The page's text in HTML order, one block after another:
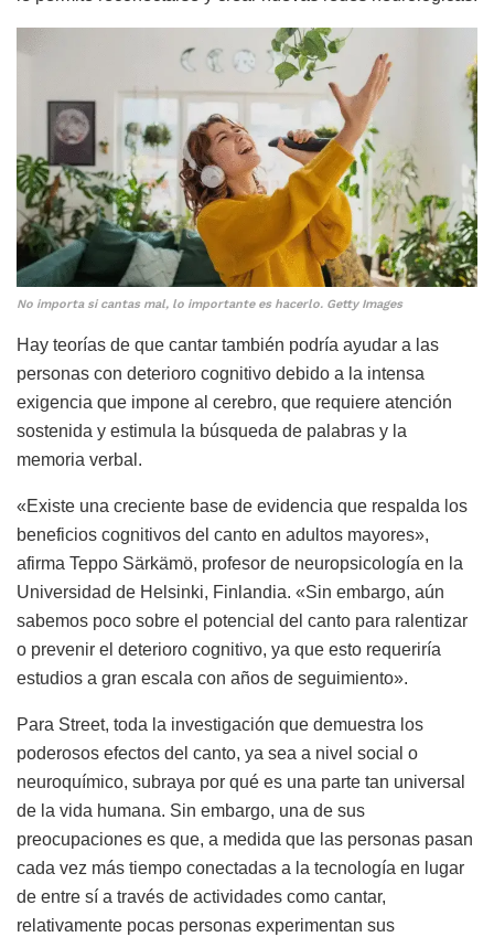
No importa si cantas mal, lo importante es hacerlo. Getty Images
Hay teorías de que cantar también podría ayudar a las
personas con deterioro cognitivo debido a la intensa
exigencia que impone al cerebro, que requiere atención
sostenida y estimula la búsqueda de palabras y la
memoria verbal.
«Existe una creciente base de evidencia que respalda los
beneficios cognitivos del canto en adultos mayores»,
afirma Teppo Särkämö, profesor de neuropsicología en la
Universidad de Helsinki, Finlandia. «Sin embargo, aún
sabemos poco sobre el potencial del canto para ralentizar
o prevenir el deterioro cognitivo, ya que esto requeriría
estudios a gran escala con años de seguimiento».
Para Street, toda la investigación que demuestra los
poderosos efectos del canto, ya sea a nivel social o
neuroquímico, subraya por qué es una parte tan universal
de la vida humana. Sin embargo, una de sus
preocupaciones es que, a medida que las personas pasan
cada vez más tiempo conectadas a la tecnología en lugar
de entre sí a través de actividades como cantar,
relativamente pocas personas experimentan sus